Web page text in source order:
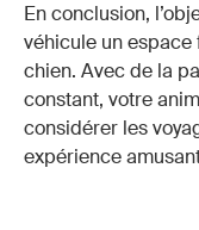
En conclusion,
véhicule un
chien. Avec de la
constant, votre
considérer les
expérience